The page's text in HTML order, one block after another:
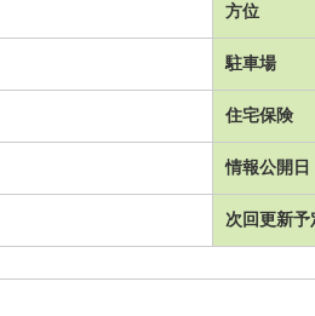
方位
駐車場
住宅保険
情報公開日
次回更新予